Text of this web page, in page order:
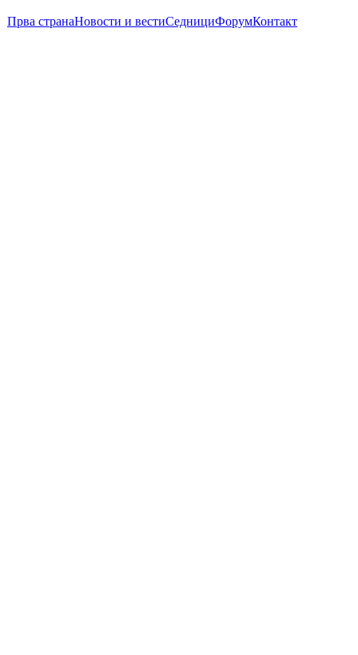
Прва странаНовости и вестиСеднициФорумКонтакт